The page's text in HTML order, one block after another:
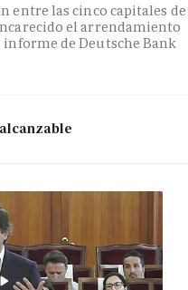
entre las cinco capitales de
el arrendamiento
de Deutsche Bank